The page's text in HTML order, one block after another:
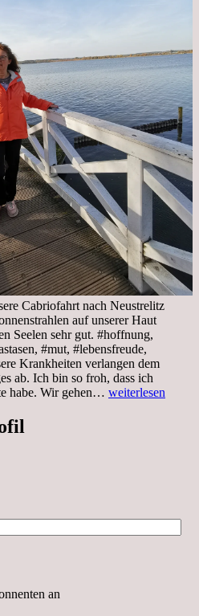
Cabriofahrt nach Neustrelitz
auf unserer Haut
Seelen sehr gut. #hoffnung,
#mut, #lebensfreude,
Krankheiten verlangen dem
ab. Ich bin so froh, dass ich
habe. Wir gehen… Sonnabend,
weiterlesen
an